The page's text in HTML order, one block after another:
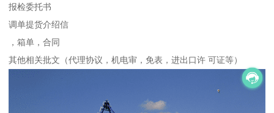
报检委托书
调单提货介绍信
，箱单，合同
其他相关批文（代理协议，机电审，免表，进出口许 可证等）